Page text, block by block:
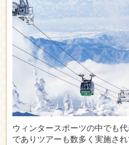
ウィンタースポーツの中でも
でありツアーも数多く実施され